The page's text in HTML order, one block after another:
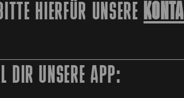
HIERFÜR UNSERE
DIR UNSERE APP: